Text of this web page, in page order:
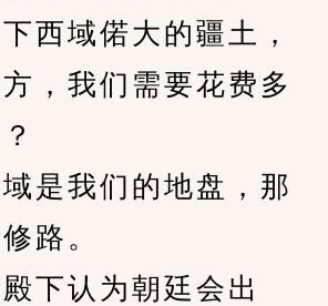
域偌大的疆土，
，我们需要花费多
我们的地盘，那
路。
认为朝廷会出